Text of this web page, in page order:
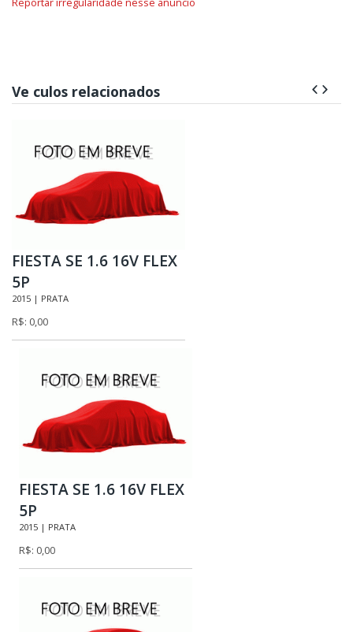
Ve culos relacionados
FIESTA SE 1.6 16V FLEX
5P
2015 | PRATA
R$: 0,00
FIESTA SE 1.6 16V FLEX
5P
2015 | PRATA
R$: 0,00